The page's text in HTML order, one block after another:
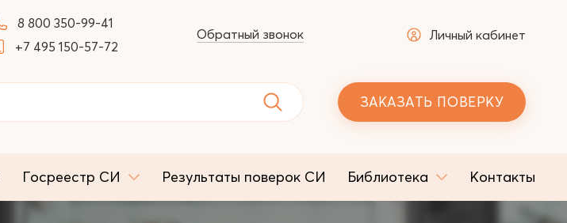
8 800 350-99-41
+7 495 150-57-72
Обратный звонок Личный кабинет
ЗАКАЗАТЬ ПОВЕРКУ
Госреестр СИ Результаты поверок СИ Библиотека Контакты